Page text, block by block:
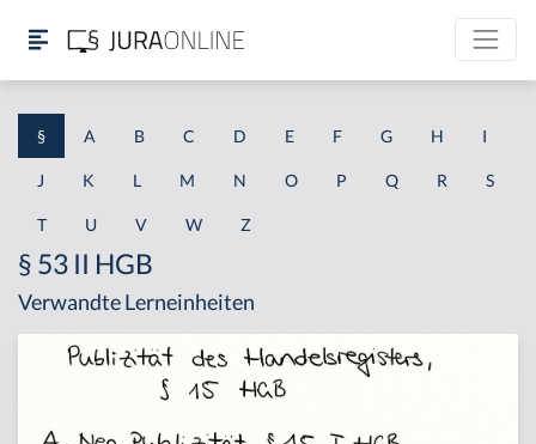
§ A B C D E F G H I
J K L M N O P Q R S
T U V W Z
§ 53 II HGB
Verwandte Lerneinheiten